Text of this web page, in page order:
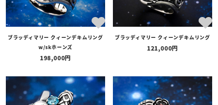
ブラッディマリー クィーンデキムリング
w/skホーンズ
198,000
ブラッディマリー クィーンデキムリング
121,000